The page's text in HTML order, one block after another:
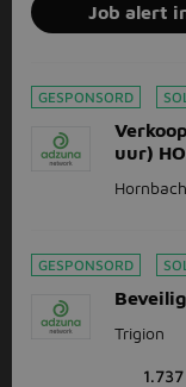
Job alert
GESPONSORD
uur)
Hornbach
GESPONSORD
Trigion
1.737